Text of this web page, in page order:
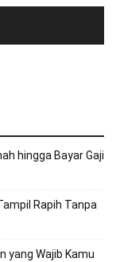
hingga Bayar Gaji
Rapih Tanpa
yang Wajib Kamu